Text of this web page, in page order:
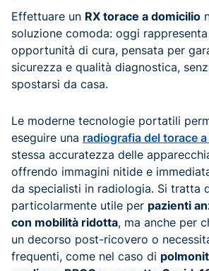
Effettuare un RX torace a domicilio
soluzione comoda: oggi
opportunità di cura, pensata per
sicurezza e qualità diagnostica,
spostarsi da casa.
Le moderne tecnologie portatili
eseguire una radiografia del torace
stessa accuratezza delle
offrendo immagini nitide e
da specialisti in radiologia. Si tratta
particolarmente utile per pazienti
con mobilità ridotta, ma anche per
un decorso post-ricovero o
frequenti, come nel caso di